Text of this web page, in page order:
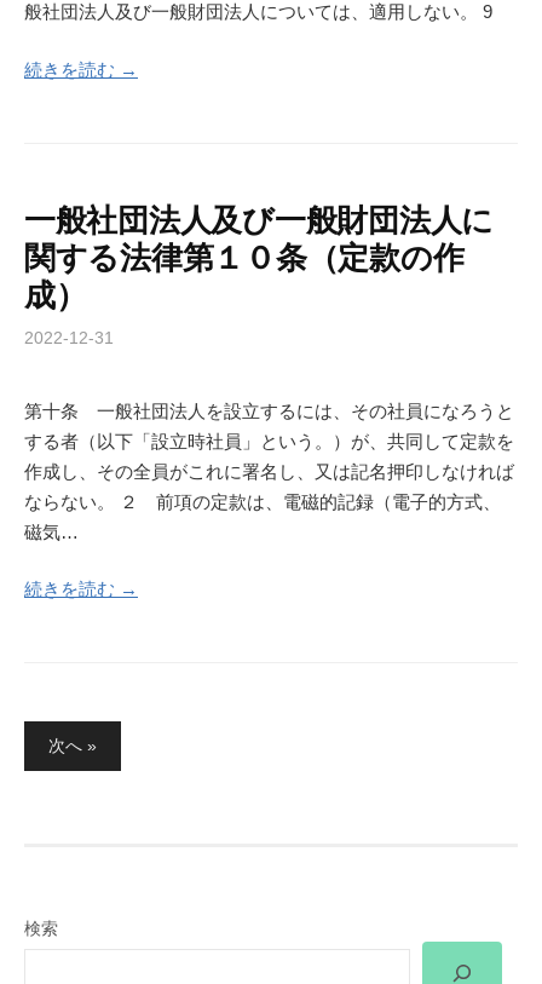
般社団法人及び一般財団法人については、適用しない。 9
続きを読む →
一般社団法人及び一般財団法人に
関する法律第１０条（定款の作
成）
2022-12-31
第十条 一般社団法人を設立するには、その社員になろうと
する者（以下「設立時社員」という。）が、共同して定款を
作成し、その全員がこれに署名し、又は記名押印しなければ
ならない。 ２ 前項の定款は、電磁的記録（電子的方式、
磁気…
続きを読む →
稿
送
次へ »
検索